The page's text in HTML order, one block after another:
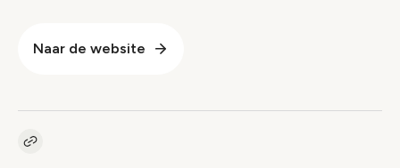
Naar de website
Kopieer link naar pagina